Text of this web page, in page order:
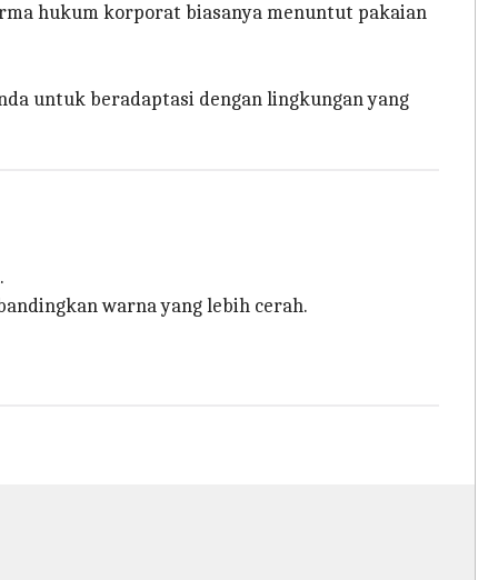
hukum korporat biasanya menuntut pakaian
untuk beradaptasi dengan lingkungan yang
warna yang lebih cerah.